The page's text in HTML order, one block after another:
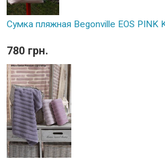
Сумка пляжная Begonville EOS PINK
780 грн.